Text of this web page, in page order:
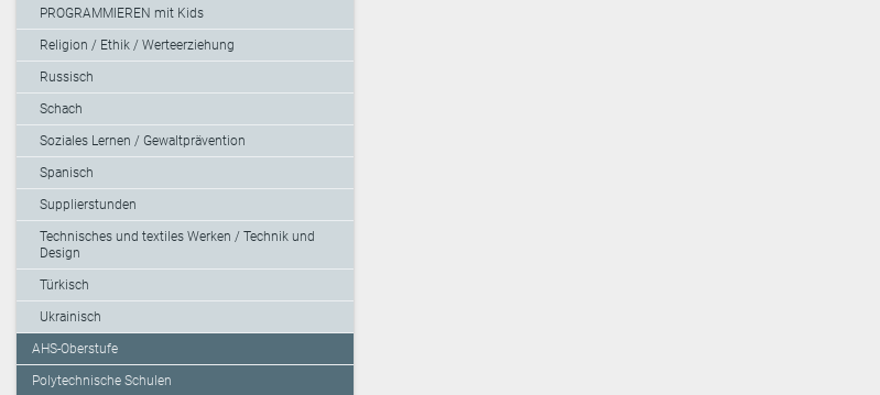
PROGRAMMIEREN mit Kids
Religion / Ethik / Werteerziehung
Russisch
Schach
Soziales Lernen / Gewaltprävention
Spanisch
Supplierstunden
Technisches und textiles Werken / Technik und
Design
Türkisch
Ukrainisch
AHS-Oberstufe
Polytechnische Schulen